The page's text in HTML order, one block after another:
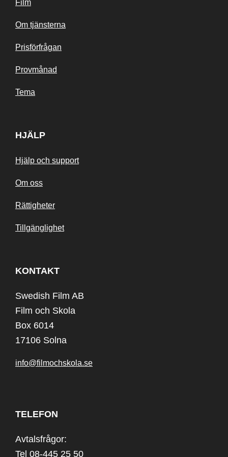
Film
Om tjänsterna
Prisförfrågan
Provmånad
Tema
HJÄLP
Hjälp och support
Om oss
Rättigheter
Tillgänglighet
KONTAKT
Swedish Film AB
Film och Skola
Box 6014
17106 Solna
info@filmochskola.se
TELEFON
Avtalsfrågor:
Tel 08-445 25 50